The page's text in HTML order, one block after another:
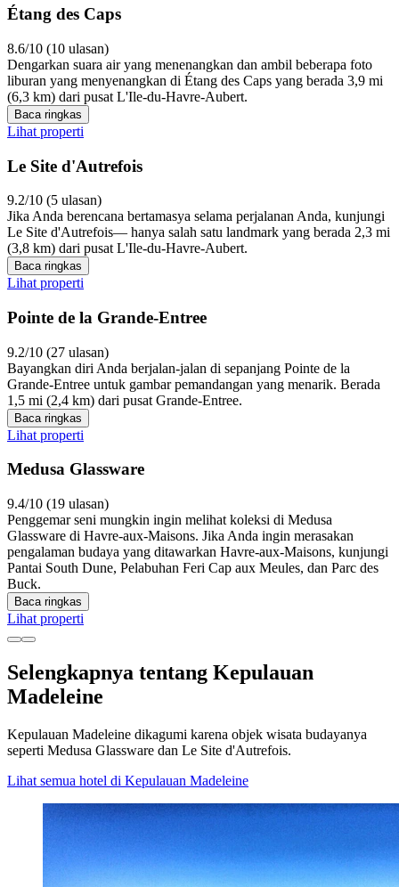
Étang des Caps
8.6/10 (10 ulasan)
Dengarkan suara air yang menenangkan dan ambil beberapa foto
liburan yang menyenangkan di Étang des Caps yang berada 3,9 mi
(6,3 km) dari pusat L'Ile-du-Havre-Aubert.
Baca ringkas
Lihat properti
Le Site d'Autrefois
9.2/10 (5 ulasan)
Jika Anda berencana bertamasya selama perjalanan Anda, kunjungi
Le Site d'Autrefois— hanya salah satu landmark yang berada 2,3 mi
(3,8 km) dari pusat L'Ile-du-Havre-Aubert.
Baca ringkas
Lihat properti
Pointe de la Grande-Entree
9.2/10 (27 ulasan)
Bayangkan diri Anda berjalan-jalan di sepanjang Pointe de la
Grande-Entree untuk gambar pemandangan yang menarik. Berada
1,5 mi (2,4 km) dari pusat Grande-Entree.
Baca ringkas
Lihat properti
Medusa Glassware
9.4/10 (19 ulasan)
Penggemar seni mungkin ingin melihat koleksi di Medusa
Glassware di Havre-aux-Maisons. Jika Anda ingin merasakan
pengalaman budaya yang ditawarkan Havre-aux-Maisons, kunjungi
Pantai South Dune, Pelabuhan Feri Cap aux Meules, dan Parc des
Buck.
Baca ringkas
Lihat properti
Selengkapnya tentang Kepulauan
Madeleine
Kepulauan Madeleine dikagumi karena objek wisata budayanya
seperti Medusa Glassware dan Le Site d'Autrefois.
Lihat semua hotel di Kepulauan Madeleine